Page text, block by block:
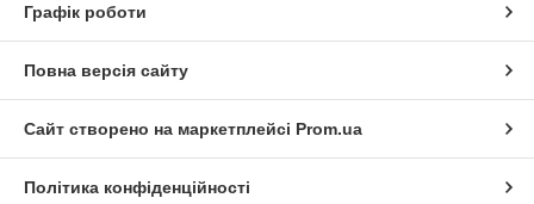
Графік роботи
Повна версія сайту
Сайт створено на маркетплейсі Prom.ua
Політика конфіденційності